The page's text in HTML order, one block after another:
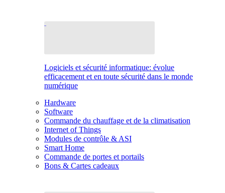
Logiciels et sécurité informatique: évolue
efficacement et en toute sécurité dans le monde
numérique
Hardware
Software
Commande du chauffage et de la climatisation
Internet of Things
Modules de contrôle & ASI
Smart Home
Commande de portes et portails
Bons & Cartes cadeaux